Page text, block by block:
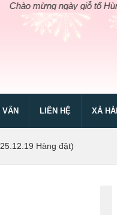
mừng ngày giỗ tổ Hùng
LIÊN HỆ XẢ
Hàng đặt)